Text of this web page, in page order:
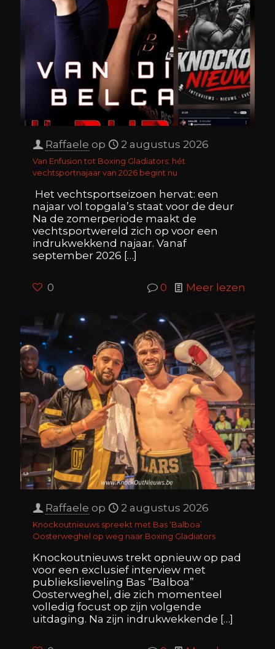
Raffaele op 2 augustus 2026
Van Enfusion tot Boxing Gladiators: hét
vechtsportnajaar van 2026 begint nu
Het vechtsportseizoen hervat: een
najaar vol topgala’s staat voor de deur
Na de zomerperiode maakt de
vechtsportwereld zich op voor een
indrukwekkend najaar. Vanaf
september 2026 […]
0 0 Meer lezen
Raffaele op 2 augustus 2026
Knockoutnieuws spreekt met Bas ‘Balboa’
Oosterweghel op weg naar Boxing Gladiators
Knockoutnieuws trekt opnieuw op pad
voor een exclusief interview met
publiekslieveling Bas “Balboa”
Oosterweghel, die zich momenteel
volledig focust op zijn volgende
uitdaging. Na zijn indrukwekkende […]